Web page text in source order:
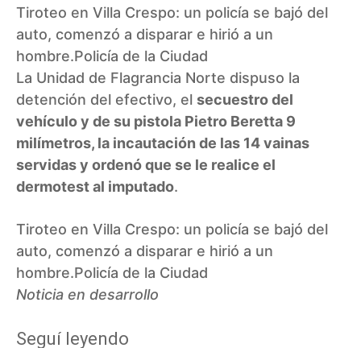
Tiroteo en Villa Crespo: un policía se bajó del
auto, comenzó a disparar e hirió a un
hombre.Policía de la Ciudad
La Unidad de Flagrancia Norte dispuso la
detención del efectivo, el secuestro del
vehículo y de su pistola Pietro Beretta 9
milímetros, la incautación de las 14 vainas
servidas y ordenó que se le realice el
dermotest al imputado.
Tiroteo en Villa Crespo: un policía se bajó del
auto, comenzó a disparar e hirió a un
hombre.Policía de la Ciudad
Noticia en desarrollo
Seguí leyendo